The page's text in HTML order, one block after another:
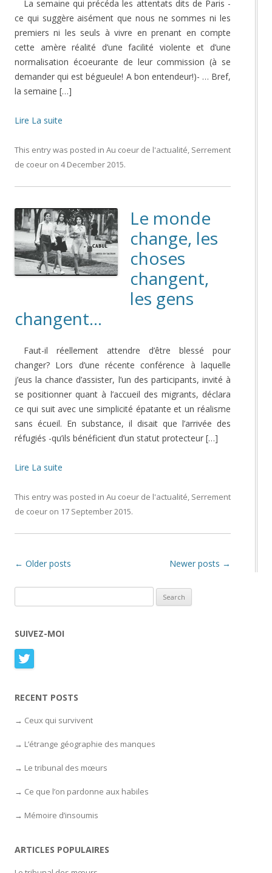
La semaine qui précéda les attentats dits de Paris -
ce qui suggère aisément que nous ne sommes ni les
premiers ni les seuls à vivre en prenant en compte
cette amère réalité d’une facilité violente et d’une
normalisation écoeurante de leur commission (à se
demander qui est bégueule! A bon entendeur!)- … Bref,
la semaine […]
Lire La suite
This entry was posted in Au coeur de l'actualité, Serrement
de coeur on 4 December 2015.
Le monde
change, les
choses
changent,
les gens
changent…
Faut-il réellement attendre d’être blessé pour
changer? Lors d’une récente conférence à laquelle
j’eus la chance d’assister, l’un des participants, invité à
se positionner quant à l’accueil des migrants, déclara
ce qui suit avec une simplicité épatante et un réalisme
sans écueil. En substance, il disait que l’arrivée des
réfugiés -qu’ils bénéficient d’un statut protecteur […]
Lire La suite
This entry was posted in Au coeur de l'actualité, Serrement
de coeur on 17 September 2015.
Post navigation
← Older posts Newer posts →
SUIVEZ-MOI
RECENT POSTS
Ceux qui survivent
L’étrange géographie des manques
Le tribunal des mœurs
Ce que l’on pardonne aux habiles
Mémoire d’insoumis
ARTICLES POPULAIRES